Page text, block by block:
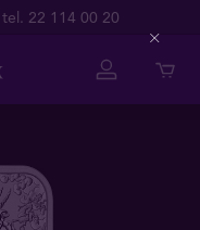
22 114 00 20
Close